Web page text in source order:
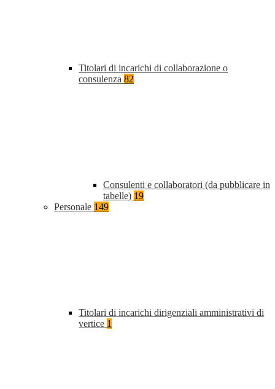
Titolari di incarichi di collaborazione o
consulenza 82
Consulenti e collaboratori (da pubblicare in
tabelle) 19
Personale 149
Titolari di incarichi dirigenziali amministrativi di
vertice 1